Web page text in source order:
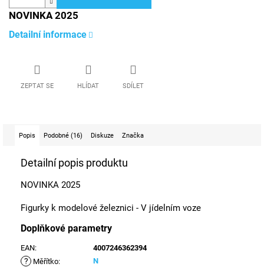
NOVINKA 2025
Detailní informace
ZEPTAT SE HLÍDAT SDÍLET
Popis Podobné (16) Diskuze Značka
Detailní popis produktu
NOVINKA 2025
Figurky k modelové železnici - V jídelním voze
Doplňkové parametry
EAN: 4007246362394
? Měřítko: N